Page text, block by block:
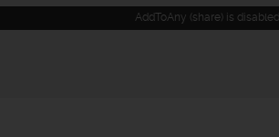
AddToAny (share) is disabled.